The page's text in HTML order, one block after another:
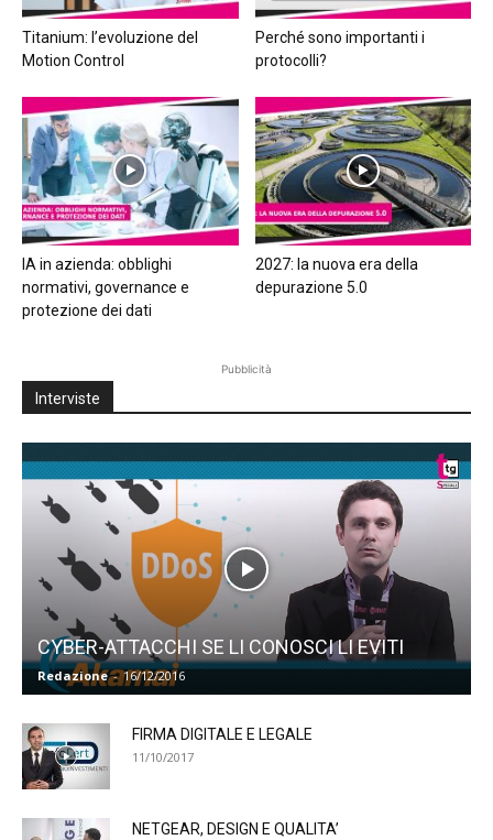
Titanium: l’evoluzione del
Motion Control
Perché sono importanti i
protocolli?
IA in azienda: obblighi
normativi, governance e
protezione dei dati
2027: la nuova era della
depurazione 5.0
Pubblicità
Interviste
CYBER-ATTACCHI SE LI CONOSCI LI EVITI
Redazione - 16/12/2016
FIRMA DIGITALE E LEGALE
11/10/2017
NETGEAR, DESIGN E QUALITA’